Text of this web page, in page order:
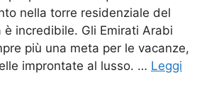
nella torre residenziale del
incredibile. Gli Emirati Arabi
più una meta per le vacanze,
improntate al lusso. … Leggi